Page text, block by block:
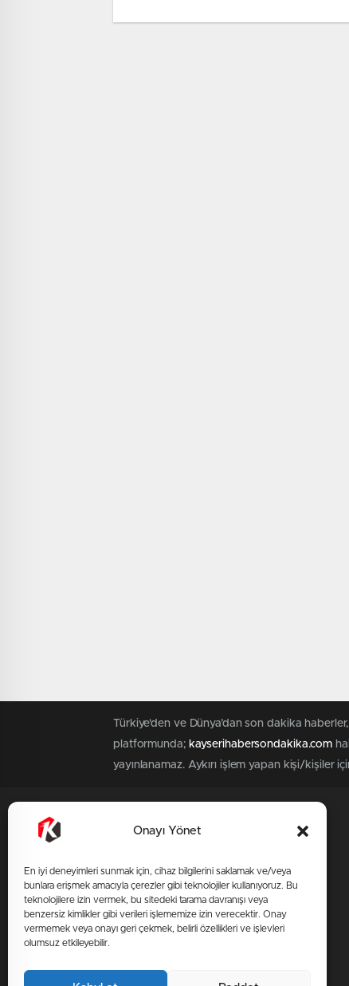
Onayı Yönet
En iyi deneyimleri sunmak için, cihaz bilgilerini saklamak ve/veya
bunlara erişmek amacıyla çerezler gibi teknolojiler kullanıyoruz. Bu
teknolojilere izin vermek, bu sitedeki tarama davranışı veya
benzersiz kimlikler gibi verileri işlememize izin verecektir. Onay
vermemek veya onayı geri çekmek, belirli özellikleri ve işlevleri
olumsuz etkileyebilir.
Türkiye'den ve Dünya’dan son dakika
platformunda; kayserihabersondakika.com
yayınlanamaz. Aykırı işlem yapan kişi/kişiler
Üye Kaydı
Künye
Hakkımızda